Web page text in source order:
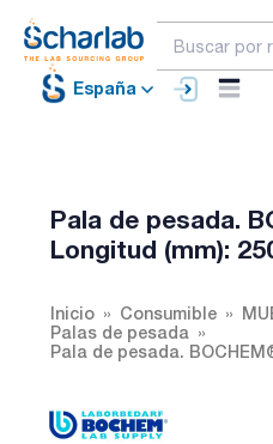
España
Pala de pesada.
Longitud (mm):
Inicio Consumible
Palas de pesada
Pala de pesada.